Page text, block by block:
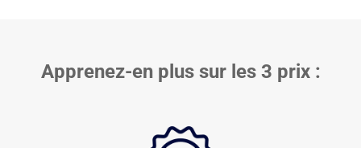
Apprenez-en plus sur les 3 prix :